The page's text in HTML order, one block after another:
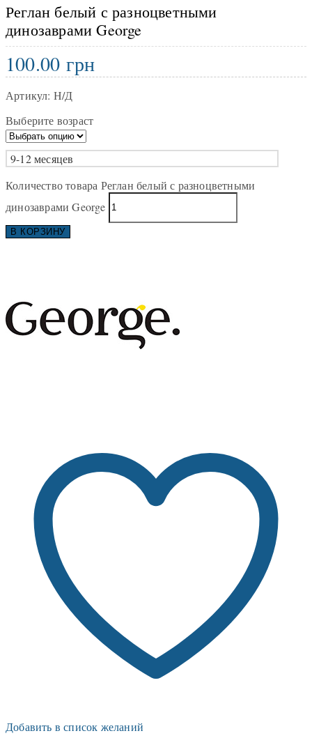
Реглан белый с разноцветными
динозаврами George
100.00грн
Артикул: Н/Д
Выберите возраст
9-12 месяцев
Количество товара Реглан белый с разноцветными
динозаврами George
В КОРЗИНУ
Добавить в список желаний